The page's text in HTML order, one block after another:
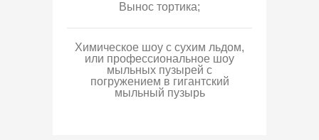
Вынос тортика;
Химическое шоу с сухим льдом,
или профессиональное шоу
мыльных пузырей с
погружением в гигантский
мыльный пузырь